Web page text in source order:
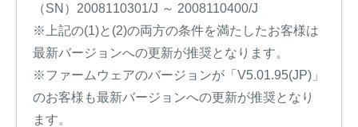
（SN）2008110301/J ～ 2008110400/J
※上記の(1)と(2)の両方の条件を満たしたお客様は
最新バージョンへの更新が推奨となります。
※ファームウェアのバージョンが「V5.01.95(JP)」
のお客様も最新バージョンへの更新が推奨となり
ます。